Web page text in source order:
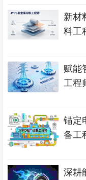
新材
料工
赋能
工程
锚定
备工
深耕